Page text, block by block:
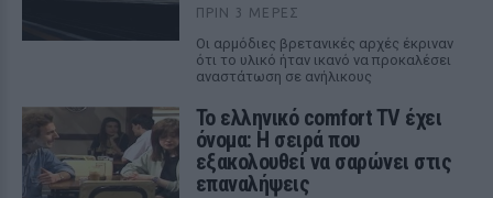
ΠΡΙΝ 3 ΜΈΡΕΣ
Οι αρμόδιες βρετανικές αρχές έκριναν
ότι το υλικό ήταν ικανό να προκαλέσει
αναστάτωση σε ανήλικους
Το ελληνικό comfort TV έχει
όνομα: Η σειρά που
εξακολουθεί να σαρώνει στις
επαναλήψεις